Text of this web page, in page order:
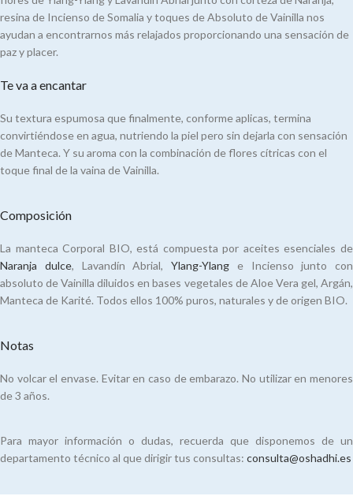
resina de Incienso de Somalia y toques de Absoluto de Vainilla nos
ayudan a encontrarnos más relajados proporcionando una sensación de
paz y placer.
Te va a encantar
Su textura espumosa que finalmente, conforme aplicas, termina
convirtiéndose en agua, nutriendo la piel pero sin dejarla con sensación
de Manteca. Y su aroma con la combinación de flores cítricas con el
toque final de la vaina de Vainilla.
Composición
La manteca Corporal BIO, está compuesta por aceites esenciales de
Naranja dulce, Lavandín Abrial, Ylang-Ylang e Incienso junto con
absoluto de Vainilla diluidos en bases vegetales de Aloe Vera gel, Argán,
Manteca de Karité. Todos ellos 100% puros, naturales y de origen BIO.
Notas
No volcar el envase. Evitar en caso de embarazo. No utilizar en menores
de 3 años.
Para mayor información o dudas, recuerda que disponemos de un
departamento técnico al que dirigir tus consultas: consulta@oshadhi.es